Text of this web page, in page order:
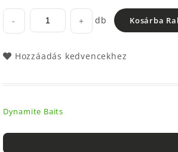
- + db Kosárba
Hozzáadás kedvencekhez
Dynamite Baits